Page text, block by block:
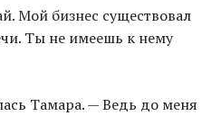
Мой бизнес существовал
Ты не имеешь к нему
Тамара. — Ведь до меня